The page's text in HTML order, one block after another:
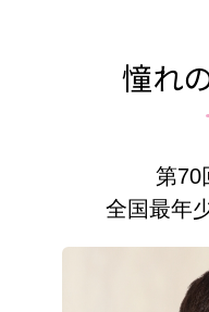
憧れ
第70
全国最年